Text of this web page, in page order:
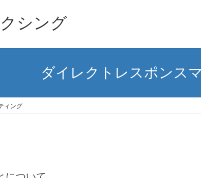
シング
ダイレクトレスポンス
ィング